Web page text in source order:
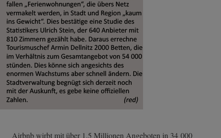
Airbnb wirbt mit über 1,5 Millionen Angeboten in 34 000